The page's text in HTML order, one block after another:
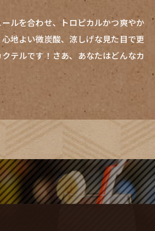
ルを合わせ、トロピカルかつ爽やか
地よい微炭酸、涼しげな見た目で更
テルです！さあ、あなたはどんなカ